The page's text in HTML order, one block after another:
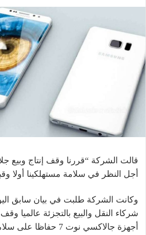
أجل النظر في سلامة مستهلكينا أولا
وكانت الشركة طلبت في بيان سابق
شركاء النقل والبيع بالتجزئة عالميا
أجهزة جالاكسي نوت 7